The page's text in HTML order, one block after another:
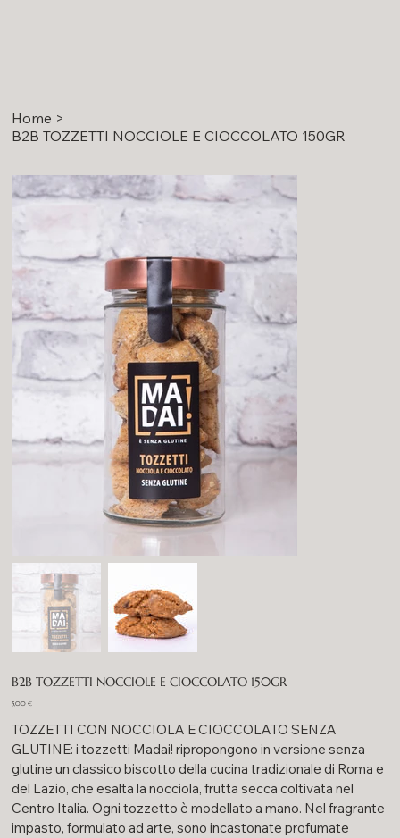
Home >
B2B TOZZETTI NOCCIOLE E CIOCCOLATO 150GR
B2B TOZZETTI NOCCIOLE E CIOCCOLATO 150GR
Prezzo
5,00 €
TOZZETTI CON NOCCIOLA E CIOCCOLATO SENZA
GLUTINE: i tozzetti Madai! ripropongono in versione senza
glutine un classico biscotto della cucina tradizionale di Roma e
del Lazio, che esalta la nocciola, frutta secca coltivata nel
Centro Italia. Ogni tozzetto è modellato a mano. Nel fragrante
impasto, formulato ad arte, sono incastonate profumate